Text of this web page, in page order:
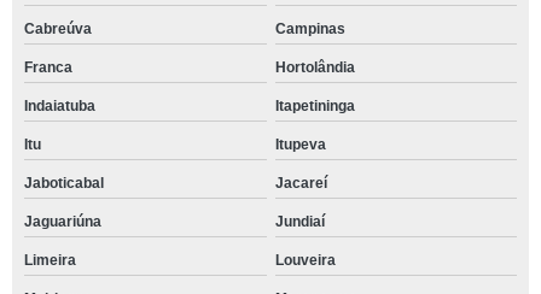
Cabreúva Campinas
Franca Hortolândia
Indaiatuba Itapetininga
Itu Itupeva
Jaboticabal Jacareí
Jaguariúna Jundiaí
Limeira Louveira